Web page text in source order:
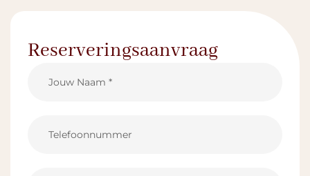
Reserveringsaanvraag